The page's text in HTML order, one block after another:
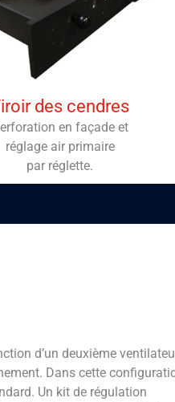
des cendres
en façade et
réglage air primaire
par réglette.
d’un deuxième
Dans cette
Un kit de régulation